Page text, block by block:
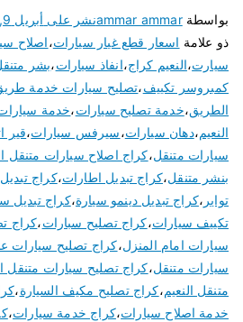
بواسطةammar ammarنشر على أبريل 9, 2020
ذو علامة اسعار قطع غيار سيارات،اصلاح
سيارت،النعيم كراج،انفاذ سيارات،بشر
كمبروسر تكييف،تصليح سيارات خدمة
الطريق،خدمة تصليح سيارات،خدمة
النعيم،دهان سيارات،سيرفس سيارات،قير
سيارات متنقل،كراج اصلاح سيارات متنقل
بنشر متنقل،كراج تبديل اطارات،كراج
تواير ،كراج تبديل دينمو سيارة،كراج تبديل
تكييف سيارات،كراج تصليح سبارات،كراج
سيارات امام المنزل،كراج تصليح سيارات
سيارات متنقل،كراج تصليح سيارات متنقل
متنقل النعيم،كراج تصليح مكيف السيارة،
خدمة اصلاح سيارات،كراج خدمة سيارات،